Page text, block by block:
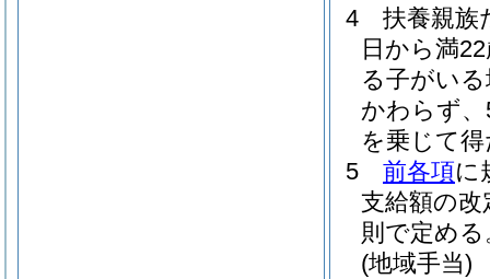
4
扶養親族
日から満
る子がい
かわらず
を乗じて
5
前各項に
支給額の
則で定める
(地域手当)